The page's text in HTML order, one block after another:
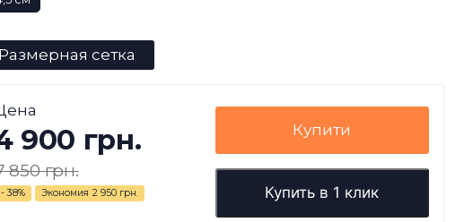
Размерная сетка
900 грн.
850 грн.
- 38% Экономия 2 950 грн.
Купити
Купить в 1 клик